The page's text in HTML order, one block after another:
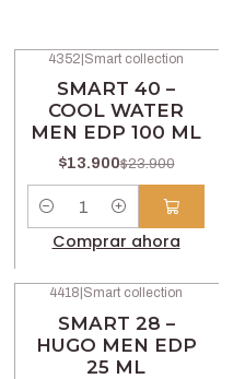
4352 Smart collection
SMART 40 –
COOL WATER
MEN EDP 100 ML
$13.900$23.900
Comprar ahora
4418 Smart collection
SMART 28 –
HUGO MEN EDP
25 ML